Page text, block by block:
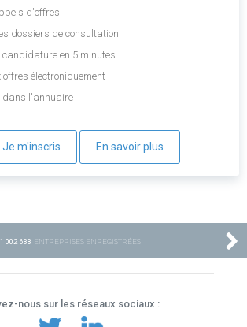
d'offres
dossiers de consultation
candidature en 5 minutes
offres électroniquement
dans l'annuaire
Je m'inscris En savoir plus
1 002 633 ENTREPRISES ENREGISTRÉES
nous sur les réseaux sociaux :